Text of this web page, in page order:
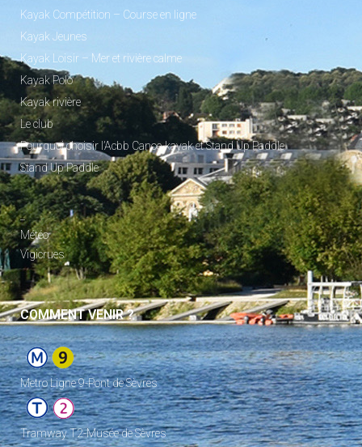
Kayak Compétition – Course en ligne
Kayak Jeunes
Kayak Loisir – Mer et rivière calme
Kayak Polo
Kayak rivière
Le club
Pourquoi choisir l’Acbb Canoe-kayak et Stand Up Paddle
Stand Up Paddle
_
Météo
Vigicrues
COMMENT VENIR ?
Metro Ligne 9-Pont de Sèvres
Tramway T2-Musée de Sèvres